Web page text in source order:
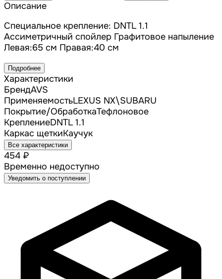
Описание
Специальное крепление: DNTL 1.1
Ассиметричный спойлер Графитовое напыление
Левая:65 см Правая:40 см
Подробнее
Характеристики
БрендAVS
ПрименяемостьLEXUS NX\SUBARU
Покрытие/ОбработкаТефлоновое
КреплениеDNTL 1.1
Каркас щеткиКаучук
Все характеристики
454 ₽
Временно недоступно
Уведомить о поступлении